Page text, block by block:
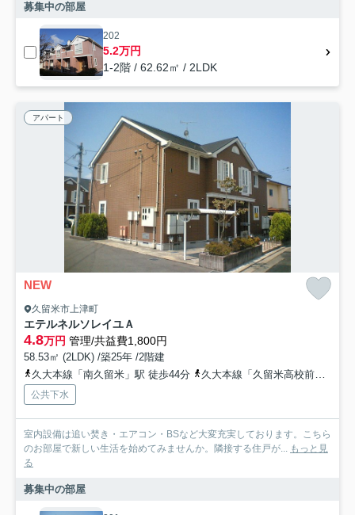
募集中の部屋
202
5.2万円
1-2階 / 62.62㎡ / 2LDK
アパート
NEW
久留米市上津町
エテルネルソレイユＡ
4.8万円 管理/共益費1,800円
58.53㎡ (2LDK) /築25年 /2階建
久大本線「南久留米」駅 徒歩44分
久大本線「久留米高校前」駅 徒歩46分
公共下水
室内設備は追い焚き・エアコン・BSなど大変充実しております。こちら
のお部屋で新しい生活を始めてみませんか。隣接する住戸が... もっと見
る
募集中の部屋